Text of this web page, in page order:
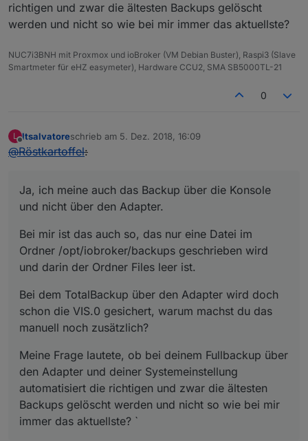
richtigen und zwar die ältesten Backups gelöscht
werden und nicht so wie bei mir immer das aktuellste?
NUC7i3BNH mit Proxmox und ioBroker (VM Debian Buster), Raspi3 (Slave
Smartmeter für eHZ easymeter), Hardware CCU2, SMA SB5000TL-21
0
L
Offline
ltsalvatoreschrieb am 5. Dez. 2018, 16:09
zuletzt editiert von 12. Mai 2018, 17:11
@Röstkartoffel:
Ja, ich meine auch das Backup über die Konsole
und nicht über den Adapter.
Bei mir ist das auch so, das nur eine Datei im
Ordner /opt/iobroker/backups geschrieben wird
und darin der Ordner Files leer ist.
Bei dem TotalBackup über den Adapter wird doch
schon die VIS.0 gesichert, warum machst du das
manuell noch zusätzlich?
Meine Frage lautete, ob bei deinem Fullbackup über
den Adapter und deiner Systemeinstellung
automatisiert die richtigen und zwar die ältesten
Backups gelöscht werden und nicht so wie bei mir
immer das aktuellste? `